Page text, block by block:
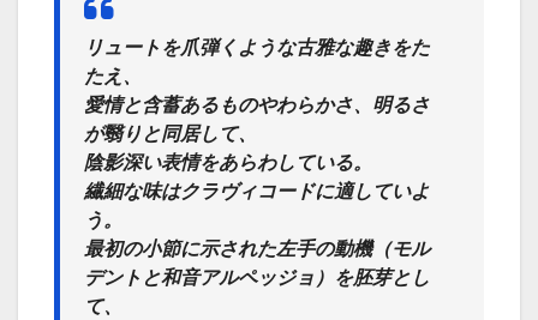
リュートを爪弾くような古雅な趣きをた
たえ、
愛情と含蓄あるものやわらかさ、明るさ
が翳りと同居して、
陰影深い表情をあらわしている。
繊細な味はクラヴィコードに適していよ
う。
最初の小節に示された左手の動機（モル
デントと和音アルペッジョ）を胚芽とし
て、